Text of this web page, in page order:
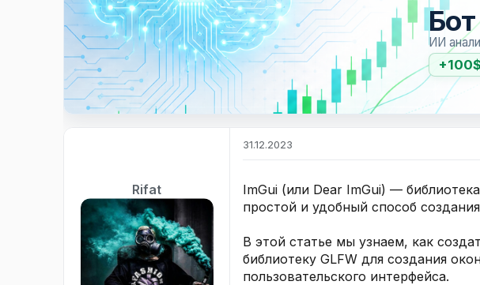
м
а
л
а
ИИ
+100$
Rifat
31.12.2023
ImGui (или Dear ImGui) —
простой и удобный способ
В этой статье мы узнаем, как
библиотеку GLFW для создания
пользовательского интерфейса.